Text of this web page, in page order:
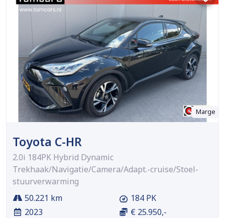
Marge
Toyota C-HR
2.0i 184PK Hybrid Dynamic
Trekhaak/Navigatie/Camera/Adapt.-cruise/Stoel-
stuurverwarming
50.221 km
2023
184 PK
€ 25.950,-